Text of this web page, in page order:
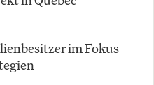
im Fokus